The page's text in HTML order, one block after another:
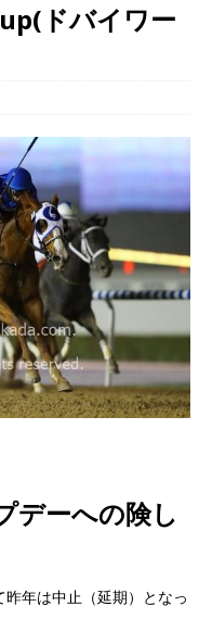
ドバイワー
デーへの険し
年は中止（延期）となっ